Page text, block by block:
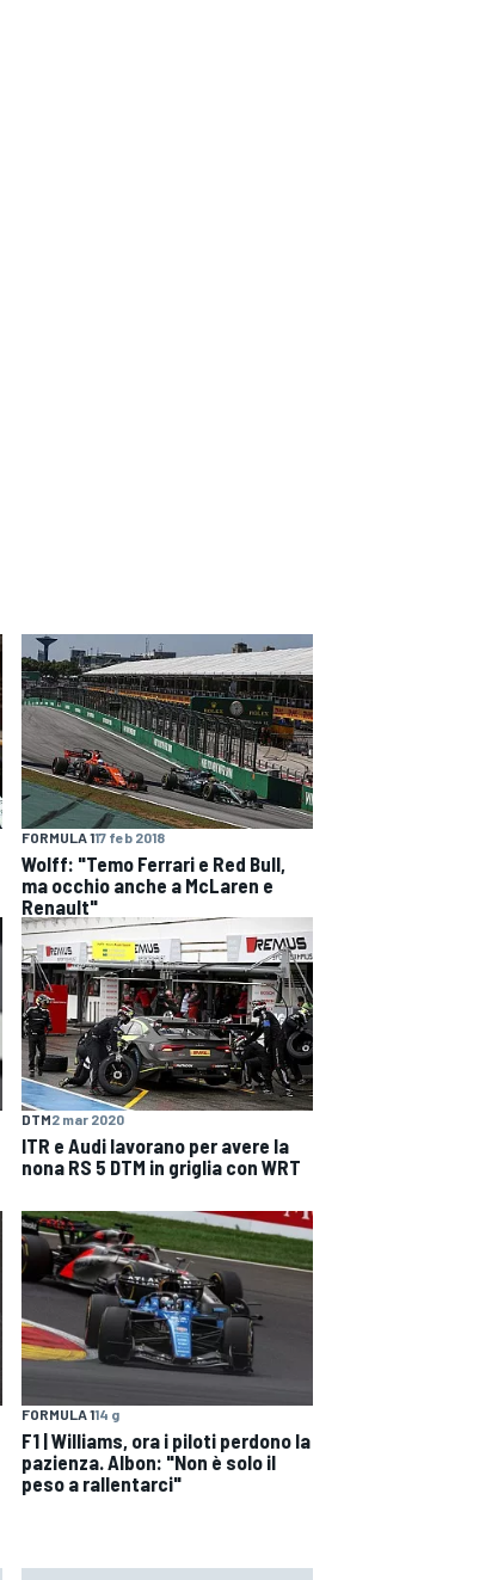
FORMULA 117 feb 2018
Wolff: "Temo Ferrari e Red Bull,
ma occhio anche a McLaren e
Renault"
DTM2 mar 2020
ITR e Audi lavorano per avere la
nona RS 5 DTM in griglia con WRT
FORMULA 114 g
F1 | Williams, ora i piloti perdono la
pazienza. Albon: "Non è solo il
peso a rallentarci"